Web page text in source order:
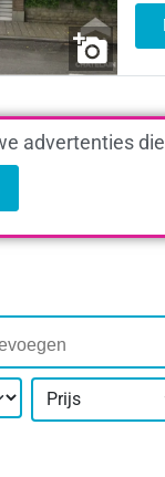
advertenties
Prijs